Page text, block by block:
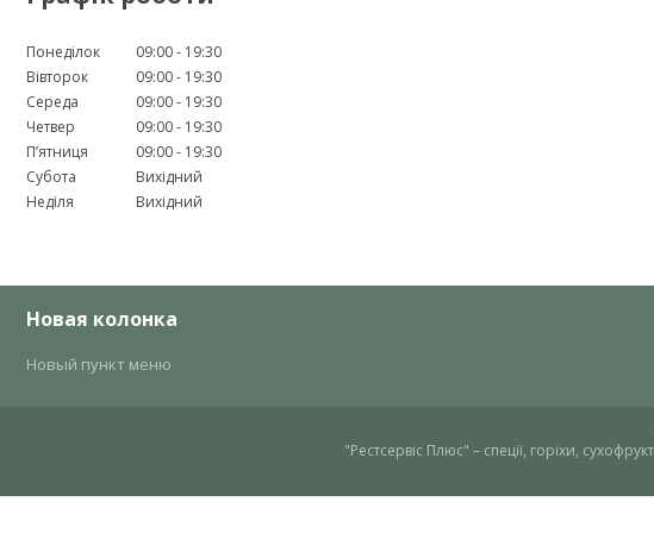
Понеділок 09:00
19:30
Вівторок
09:00
19:30
Середа
09:00
19:30
Четвер
09:00
19:30
Пʼятниця
09:00
19:30
Субота
Вихідний
Неділя
Вихідний
Новая колонка
Новый пункт меню